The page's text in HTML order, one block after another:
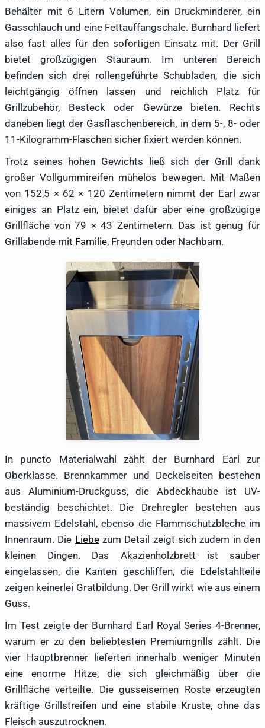
Behälter mit 6 Litern Volumen, ein Druckminderer, ein
Gasschlauch und eine Fettauffangschale. Burnhard liefert
also fast alles für den sofortigen Einsatz mit. Der Grill
bietet großzügigen Stauraum. Im unteren Bereich
befinden sich drei rollengeführte Schubladen, die sich
leichtgängig öffnen lassen und reichlich Platz für
Grillzubehör, Besteck oder Gewürze bieten. Rechts
daneben liegt der Gasflaschenbereich, in dem 5-, 8- oder
11-Kilogramm-Flaschen sicher fixiert werden können.
Trotz seines hohen Gewichts ließ sich der Grill dank
großer Vollgummireifen mühelos bewegen. Mit Maßen
von 152,5 × 62 × 120 Zentimetern nimmt der Earl zwar
einiges an Platz ein, bietet dafür aber eine großzügige
Grillfläche von 79 × 43 Zentimetern. Das ist genug für
Grillabende mit Familie, Freunden oder Nachbarn.
In puncto Materialwahl zählt der Burnhard Earl zur
Oberklasse. Brennkammer und Deckelseiten bestehen
aus Aluminium-Druckguss, die Abdeckhaube ist UV-
beständig beschichtet. Die Drehregler bestehen aus
massivem Edelstahl, ebenso die Flammschutzbleche im
Innenraum. Die Liebezum Detail zeigt sich zudem in den
kleinen Dingen. Das Akazienholzbrett ist sauber
eingelassen, die Kanten geschliffen, die Edelstahlteile
zeigen keinerlei Gratbildung. Der Grill wirkt wie aus einem
Guss.
Im Test zeigte der Burnhard Earl Royal Series 4-Brenner,
warum er zu den beliebtesten Premiumgrills zählt. Die
vier Hauptbrenner lieferten innerhalb weniger Minuten
eine enorme Hitze, die sich gleichmäßig über die
Grillfläche verteilte. Die gusseisernen Roste erzeugten
kräftige Grillstreifen und eine stabile Kruste, ohne das
Fleisch auszutrocknen.